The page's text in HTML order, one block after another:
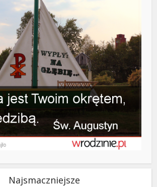
Najsmaczniejsze